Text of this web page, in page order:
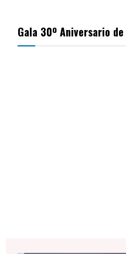
Gala 30º Aniversario